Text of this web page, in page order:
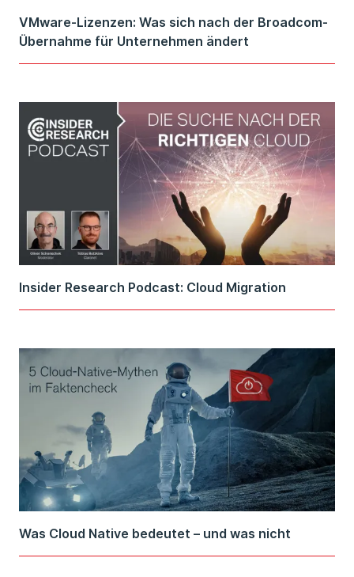
VMware-Lizenzen: Was sich nach der Broadcom-
Übernahme für Unternehmen ändert
Insider Research Podcast: Cloud Migration
Was Cloud Native bedeutet – und was nicht